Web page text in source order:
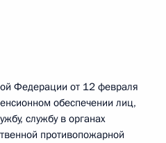
Федерации от 12 февраля
обеспечении лиц,
службу в органах
противопожарной